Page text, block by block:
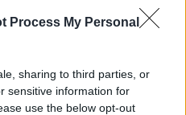
Process My Personal
sharing to third parties, or
sensitive information for
use the below opt-out
di trascorrere del
complessiva
di“Un Posto al